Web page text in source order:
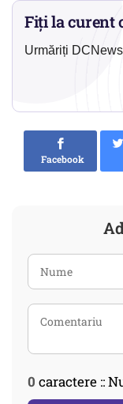
Fiți la curent
Urmăriți
Facebook
0 caractere ::